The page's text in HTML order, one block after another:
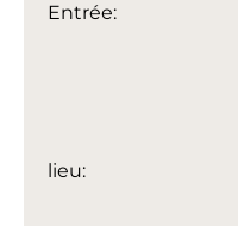
Entrée:
lieu: